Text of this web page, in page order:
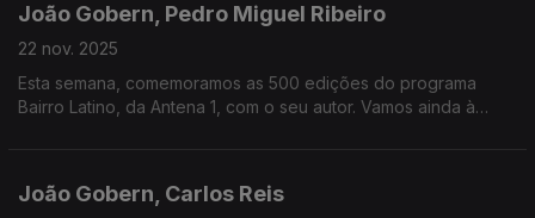
João Gobern, Pedro Miguel Ribeiro
22 nov. 2025
Esta semana, comemoramos as 500 edições do programa
Bairro Latino, da Antena 1, com o seu autor. Vamos ainda à
João Gobern, Carlos Reis